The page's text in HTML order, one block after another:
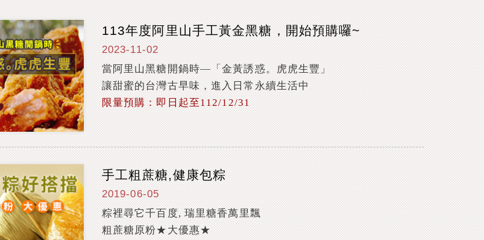
113年度阿里山手工黃金黑糖，開始預購囉~
2023-11-02
當阿里山黑糖開鍋時—「金黃誘惑。虎虎生豐」
讓甜蜜的台灣古早味，進入日常永續生活中
限量預購：即日起至112/12/31
手工粗蔗糖,健康包粽
2019-06-05
粽裡尋它千百度, 瑞里糖香萬里飄
粗蔗糖原粉★大優惠★